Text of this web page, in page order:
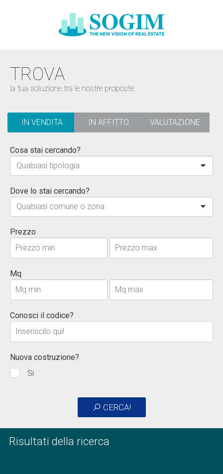
TROVA
la tua soluzione tra le nostre proposte
IN VENDITA IN AFFITTO VALUTAZIONE
Cosa stai cercando?
Qualsiasi tipologia
Dove lo stai cercando?
Qualsiasi comune o zona
Prezzo
Mq
Conosci il codice?
Nuova costruzione?
Si
CERCA!
Risultati della ricerca